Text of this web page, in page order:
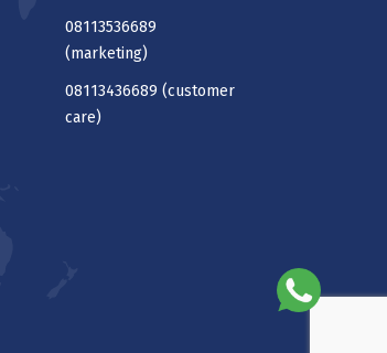
08113536689
(marketing)
08113436689 (customer
care)